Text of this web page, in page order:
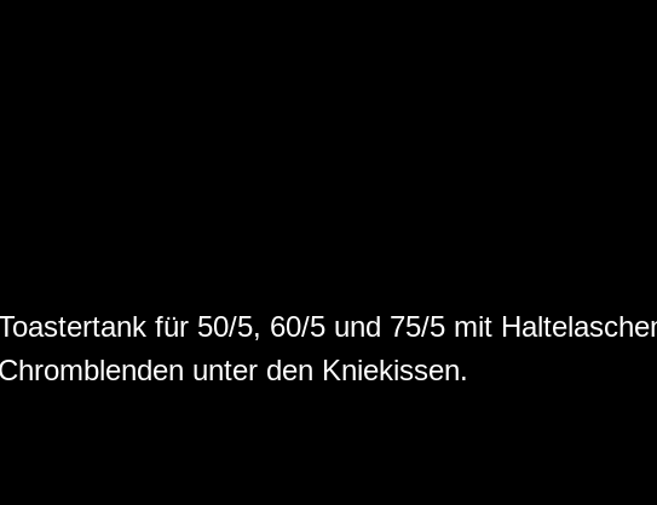
für 50/5, 60/5 und 75/5 mit
Chromblenden unter den Kniekissen.